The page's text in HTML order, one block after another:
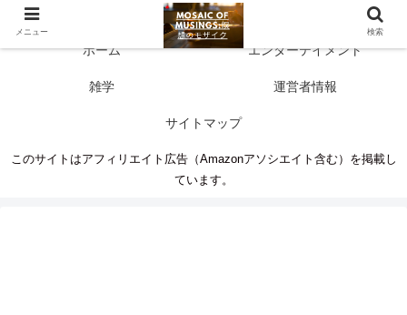
多彩な情報源 人生に新たな気づきを
ホーム エンターテイメント
雑学 運営者情報
サイトマップ
このサイトはアフィリエイト広告（Amazonアソシエイト含む）を掲載し
ています。
メニュー 検索